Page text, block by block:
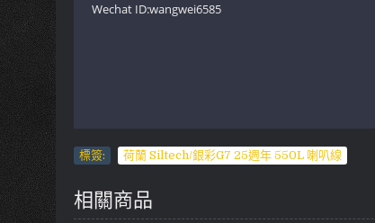
Wechat ID:wangwei6585
標簽: 荷蘭 Siltech/銀彩G7 25週年 550L 喇叭線
相關商品